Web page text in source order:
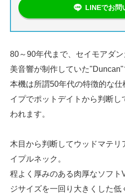
LINEでお問
80～90年代まで、セイモアダ
美音響が制作していた"Duncan"
本機は所謂50年代の特徴的な
イプでポットデイトから判断し
われます。
木目から判断してウッドマテリ
イプルネック。
程よく厚みのある肉厚なソフト
ジサイズを一回り大きくした低